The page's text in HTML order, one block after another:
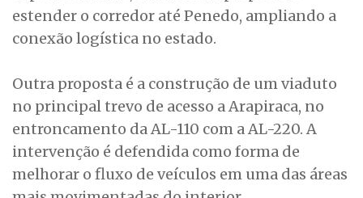
estender o corredor até Penedo, ampliando a
conexão logística no estado.
Outra proposta é a construção de um viaduto
no principal trevo de acesso a Arapiraca, no
entroncamento da AL-110 com a AL-220. A
intervenção é defendida como forma de
melhorar o fluxo de veículos em uma das áreas